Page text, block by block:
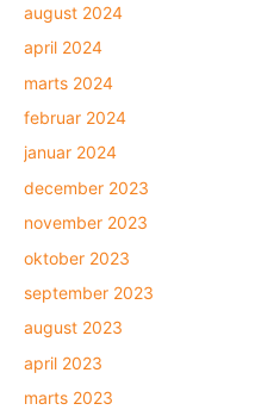
august 2024
april 2024
marts 2024
februar 2024
januar 2024
december 2023
november 2023
oktober 2023
september 2023
august 2023
april 2023
marts 2023